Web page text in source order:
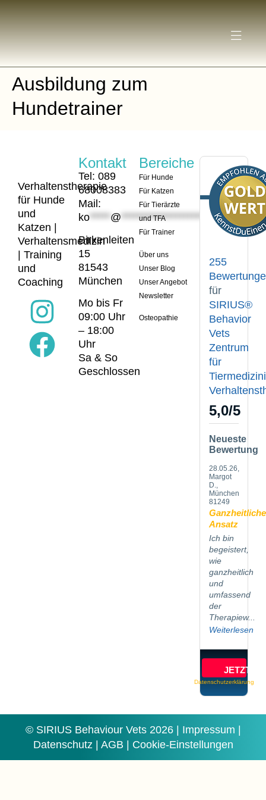
Ausbildung zum
Hundetrainer
Verhaltenstherapie
für Hunde
und
Katzen |
Verhaltensmedizin
| Training
und
Coaching
Kontakt
Tel: 089
68008383
Mail:
ko*****@*********************
er.de
Birkenleiten
15
81543
München
Mo bis Fr
09:00 Uhr
– 18:00
Uhr
Sa & So
Geschlossen
Bereiche
Für Hunde
Für Katzen
Für Tierärzte
und TFA
Für Trainer
Über uns
Unser Blog
Unser Angebot
Newsletter
Osteopathie
255
für
SIRIUS®
Behavior
Vets
Zentrum
für
5,0/5
Neueste
Bewertung
28.05.26,
Margot
D.,
München
81249
Ansatz
Ich bin
begeistert,
wie
ganzheitlich
und
umfassend
der
Therapiew...
Weiterlesen
JETZT
Datenschutzerklärung
© SIRIUS Behaviour Vets 2026 | Impressum |
Datenschutz | AGB | Cookie-Einstellungen